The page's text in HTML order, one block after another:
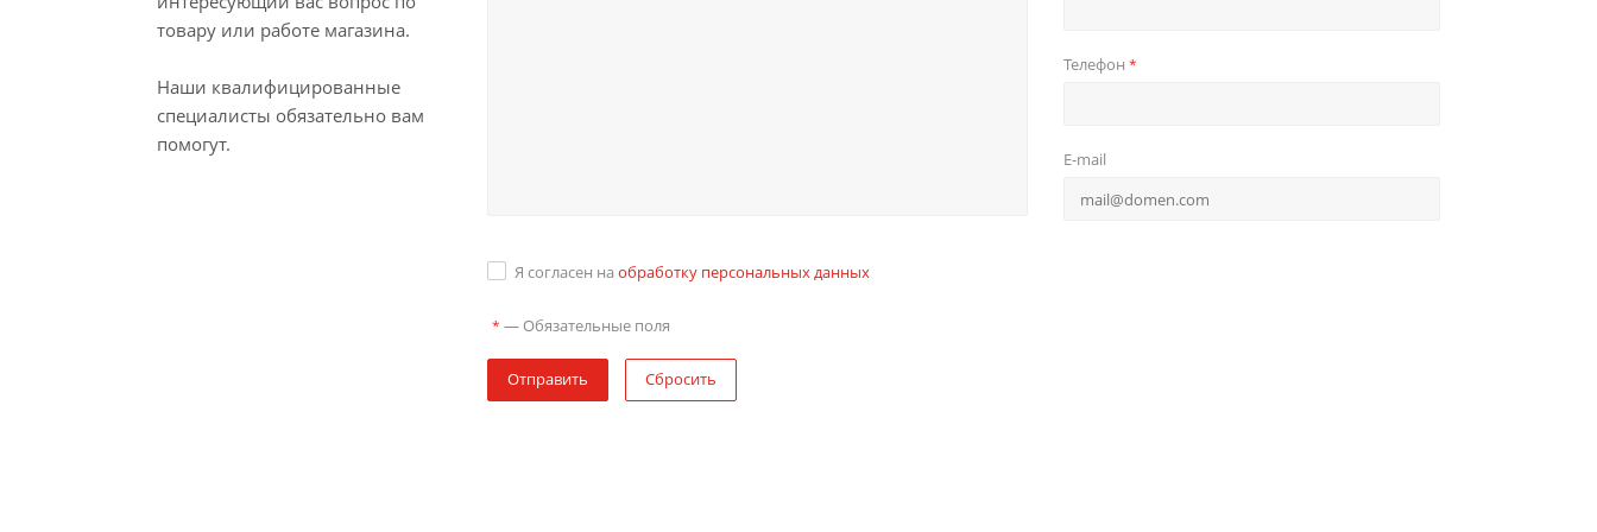
товару или работе магазина.
Наши квалифицированные
специалисты обязательно вам
помогут.
Телефон*
E-mail
Я согласен на обработку персональных данных
* — Обязательные поля
Отправить Сбросить